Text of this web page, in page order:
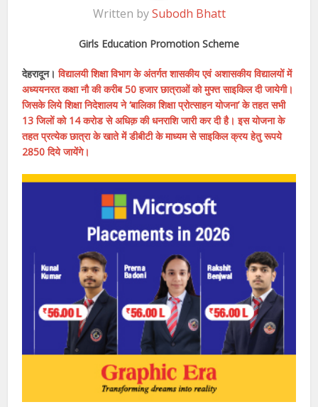
Written bySubodh Bhatt
Girls Education Promotion Scheme
देहरादून। विद्यालयी शिक्षा विभाग के अंतर्गत शासकीय एवं अशासकीय विद्यालयों में
अध्ययनरत कक्षा नौ की करीब 50 हजार छात्राओं को मुफ्त साइकिल दी जायेगी।
जिसके लिये शिक्षा निदेशालय ने ‘बालिका शिक्षा प्रोत्साहन योजना’ के तहत सभी
13 जिलों को 14 करोड से अधिक़ की धनराशि जारी कर दी है। इस योजना के
तहत प्रत्येक छात्रा के खाते में डीबीटी के माध्यम से साइकिल क्रय हेतु रूपये
2850 दिये जायेंगे।